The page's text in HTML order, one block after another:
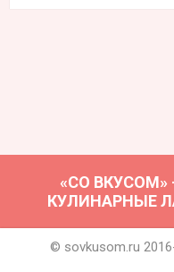
«СО
КУЛИНАРНЫЕ
© sovkusom.ru